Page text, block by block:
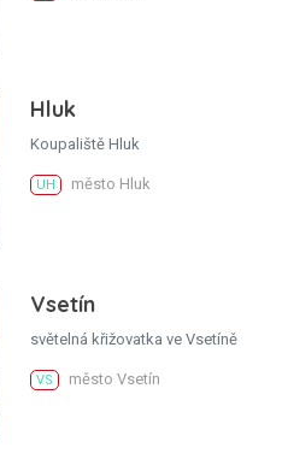
Hluk
Koupaliště Hluk
UH město Hluk
Vsetín
světelná křižovatka ve Vsetíně
VS město Vsetín